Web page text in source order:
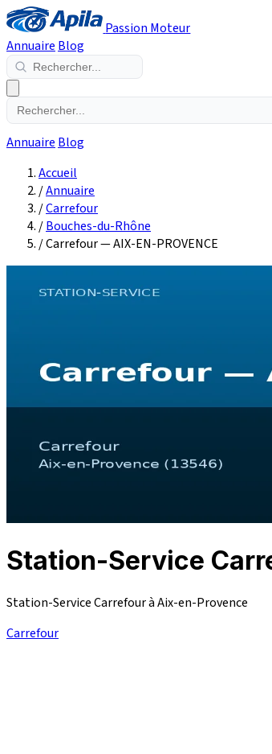
Passion Moteur
Annuaire Blog
Annuaire Blog
Accueil
/Annuaire
/Carrefour
/Bouches-du-Rhône
/Carrefour — AIX-EN-PROVENCE
Station-Service
Station-Service Carrefour à Aix-en-Provence
Carrefour